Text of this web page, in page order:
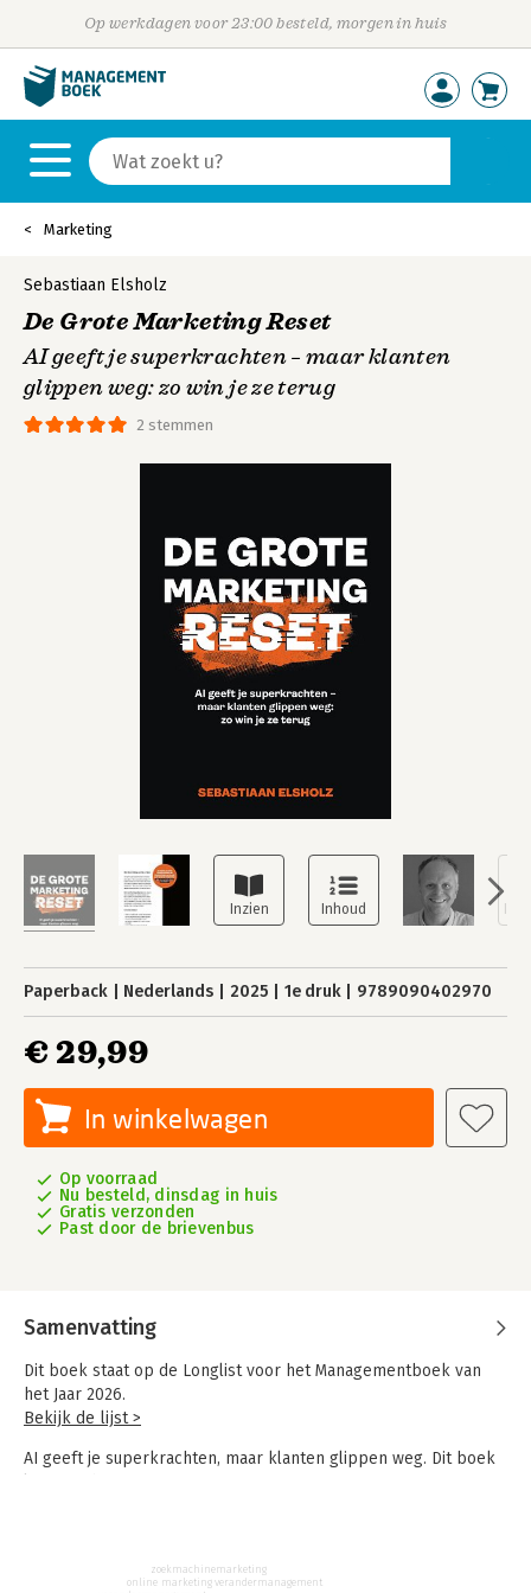
Op werkdagen voor 23:00 besteld, morgen in huis
Marketing
2 stemmen
Sebastiaan Elsholz
De Grote Marketing Reset
AI geeft je superkrachten – maar klanten
glippen weg: zo win je ze terug
Paperback Nederlands 2025 1e druk 9789090402970
€ 29,99
In winkelwagen
Op voorraad
Nu besteld, dinsdag in huis
Gratis verzonden
Past door de brievenbus
Samenvatting
Dit boek staat op de Longlist voor het Managementboek van
het Jaar 2026.
Bekijk de lijst >
AI geeft je superkrachten, maar klanten glippen weg. Dit boek
Alles wat je dacht te weten over digitale marketing staat op
online marketing
zoekmachinemarketing
verandermanagement